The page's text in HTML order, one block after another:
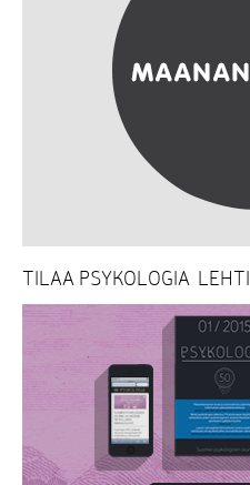
TILAA PSYKOLOGIA-LEHTI